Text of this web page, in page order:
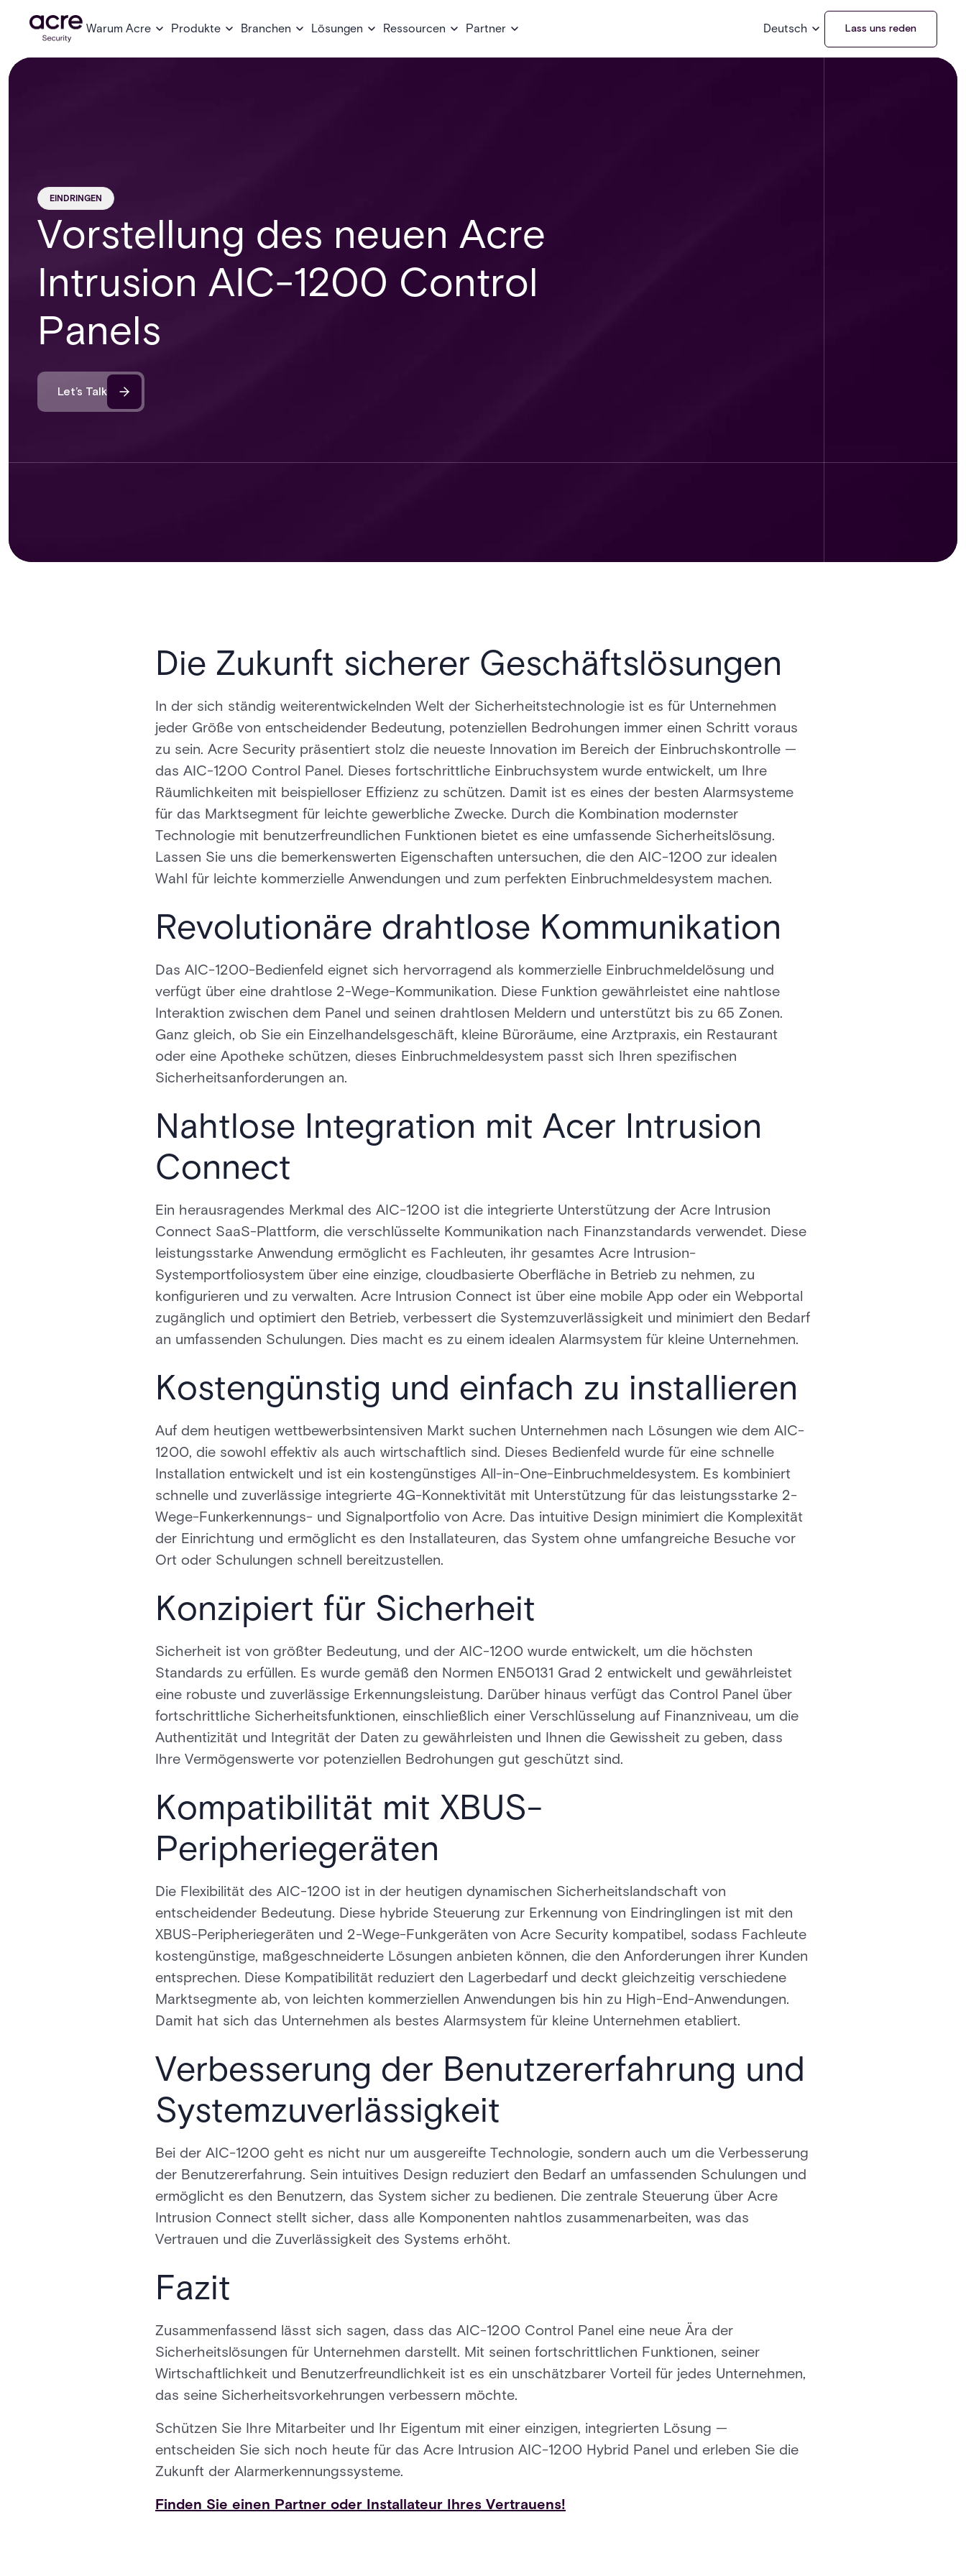
Warum Acre Produkte Branchen Lösungen Ressourcen Partner Deutsch Lass uns reden
EINDRINGEN
Vorstellung des neuen Acre
Intrusion AIC-1200 Control
Panels
Let’s Talk
Die Zukunft sicherer Geschäftslösungen
In der sich ständig weiterentwickelnden Welt der Sicherheitstechnologie ist es für Unternehmen
jeder Größe von entscheidender Bedeutung, potenziellen Bedrohungen immer einen Schritt voraus
zu sein. Acre Security präsentiert stolz die neueste Innovation im Bereich der Einbruchskontrolle —
das AIC-1200 Control Panel. Dieses fortschrittliche Einbruchsystem wurde entwickelt, um Ihre
Räumlichkeiten mit beispielloser Effizienz zu schützen. Damit ist es eines der besten Alarmsysteme
für das Marktsegment für leichte gewerbliche Zwecke. Durch die Kombination modernster
Technologie mit benutzerfreundlichen Funktionen bietet es eine umfassende Sicherheitslösung.
Lassen Sie uns die bemerkenswerten Eigenschaften untersuchen, die den AIC-1200 zur idealen
Wahl für leichte kommerzielle Anwendungen und zum perfekten Einbruchmeldesystem machen.
Revolutionäre drahtlose Kommunikation
Das AIC-1200-Bedienfeld eignet sich hervorragend als kommerzielle Einbruchmeldelösung und
verfügt über eine drahtlose 2-Wege-Kommunikation. Diese Funktion gewährleistet eine nahtlose
Interaktion zwischen dem Panel und seinen drahtlosen Meldern und unterstützt bis zu 65 Zonen.
Ganz gleich, ob Sie ein Einzelhandelsgeschäft, kleine Büroräume, eine Arztpraxis, ein Restaurant
oder eine Apotheke schützen, dieses Einbruchmeldesystem passt sich Ihren spezifischen
Sicherheitsanforderungen an.
Nahtlose Integration mit Acer Intrusion
Connect
Ein herausragendes Merkmal des AIC-1200 ist die integrierte Unterstützung der Acre Intrusion
Connect SaaS-Plattform, die verschlüsselte Kommunikation nach Finanzstandards verwendet. Diese
leistungsstarke Anwendung ermöglicht es Fachleuten, ihr gesamtes Acre Intrusion-
Systemportfoliosystem über eine einzige, cloudbasierte Oberfläche in Betrieb zu nehmen, zu
konfigurieren und zu verwalten. Acre Intrusion Connect ist über eine mobile App oder ein Webportal
zugänglich und optimiert den Betrieb, verbessert die Systemzuverlässigkeit und minimiert den Bedarf
an umfassenden Schulungen. Dies macht es zu einem idealen Alarmsystem für kleine Unternehmen.
Kostengünstig und einfach zu installieren
Auf dem heutigen wettbewerbsintensiven Markt suchen Unternehmen nach Lösungen wie dem AIC-
1200, die sowohl effektiv als auch wirtschaftlich sind. Dieses Bedienfeld wurde für eine schnelle
Installation entwickelt und ist ein kostengünstiges All-in-One-Einbruchmeldesystem. Es kombiniert
schnelle und zuverlässige integrierte 4G-Konnektivität mit Unterstützung für das leistungsstarke 2-
Wege-Funkerkennungs- und Signalportfolio von Acre. Das intuitive Design minimiert die Komplexität
der Einrichtung und ermöglicht es den Installateuren, das System ohne umfangreiche Besuche vor
Ort oder Schulungen schnell bereitzustellen.
Konzipiert für Sicherheit
Sicherheit ist von größter Bedeutung, und der AIC-1200 wurde entwickelt, um die höchsten
Standards zu erfüllen. Es wurde gemäß den Normen EN50131 Grad 2 entwickelt und gewährleistet
eine robuste und zuverlässige Erkennungsleistung. Darüber hinaus verfügt das Control Panel über
fortschrittliche Sicherheitsfunktionen, einschließlich einer Verschlüsselung auf Finanzniveau, um die
Authentizität und Integrität der Daten zu gewährleisten und Ihnen die Gewissheit zu geben, dass
Ihre Vermögenswerte vor potenziellen Bedrohungen gut geschützt sind.
Kompatibilität mit XBUS-
Peripheriegeräten
Die Flexibilität des AIC-1200 ist in der heutigen dynamischen Sicherheitslandschaft von
entscheidender Bedeutung. Diese hybride Steuerung zur Erkennung von Eindringlingen ist mit den
XBUS-Peripheriegeräten und 2-Wege-Funkgeräten von Acre Security kompatibel, sodass Fachleute
kostengünstige, maßgeschneiderte Lösungen anbieten können, die den Anforderungen ihrer Kunden
entsprechen. Diese Kompatibilität reduziert den Lagerbedarf und deckt gleichzeitig verschiedene
Marktsegmente ab, von leichten kommerziellen Anwendungen bis hin zu High-End-Anwendungen.
Damit hat sich das Unternehmen als bestes Alarmsystem für kleine Unternehmen etabliert.
Verbesserung der Benutzererfahrung und
Systemzuverlässigkeit
Bei der AIC-1200 geht es nicht nur um ausgereifte Technologie, sondern auch um die Verbesserung
der Benutzererfahrung. Sein intuitives Design reduziert den Bedarf an umfassenden Schulungen und
ermöglicht es den Benutzern, das System sicher zu bedienen. Die zentrale Steuerung über Acre
Intrusion Connect stellt sicher, dass alle Komponenten nahtlos zusammenarbeiten, was das
Vertrauen und die Zuverlässigkeit des Systems erhöht.
Fazit
Zusammenfassend lässt sich sagen, dass das AIC-1200 Control Panel eine neue Ära der
Sicherheitslösungen für Unternehmen darstellt. Mit seinen fortschrittlichen Funktionen, seiner
Wirtschaftlichkeit und Benutzerfreundlichkeit ist es ein unschätzbarer Vorteil für jedes Unternehmen,
das seine Sicherheitsvorkehrungen verbessern möchte.
Schützen Sie Ihre Mitarbeiter und Ihr Eigentum mit einer einzigen, integrierten Lösung —
entscheiden Sie sich noch heute für das Acre Intrusion AIC-1200 Hybrid Panel und erleben Sie die
Zukunft der Alarmerkennungssysteme.
Finden Sie einen Partner oder Installateur Ihres Vertrauens!